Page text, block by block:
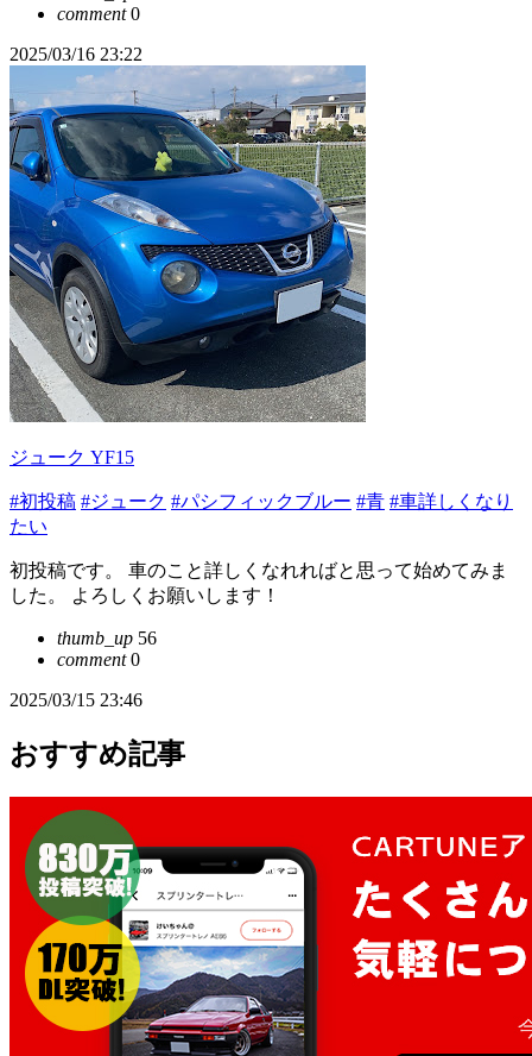
comment0
2025/03/16 23:22
ジューク YF15
#初投稿 #ジューク #パシフィックブルー #青 #車詳しくなり
たい
初投稿です。 車のこと詳しくなれればと思って始めてみま
した。 よろしくお願いします！
thumb_up 56
comment0
2025/03/15 23:46
おすすめ記事